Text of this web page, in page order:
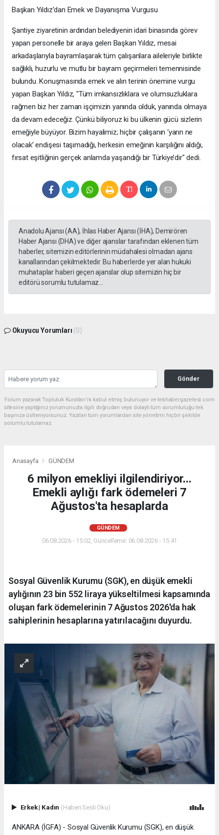
Başkan Yıldız’dan Emek ve Dayanışma Vurgusu
Şantiye ziyaretinin ardından belediyenin idari binasında görev
yapan personelle bir araya gelen Başkan Yıldız, mesai
arkadaşlarıyla bayramlaşarak tüm çalışanlara aileleriyle birlikte
sağlıklı, huzurlu ve mutlu bir bayram geçirmeleri temennisinde
bulundu. Konuşmasında emek ve alın terinin önemine vurgu
yapan Başkan Yıldız, "Tüm imkansızlıklara ve olumsuzluklara
rağmen biz her zaman işçimizin yanında olduk, yanında olmaya
da devam edeceğiz. Çünkü biliyoruz ki bu ülkenin gücü sizlerin
emeğiyle büyüyor. Bizim hayalimiz; hiçbir çalışanın ‘yarın ne
olacak’ endişesi taşımadığı, herkesin emeğinin karşılığını aldığı,
fırsat eşitliğinin gerçek anlamda yaşandığı bir Türkiye’dir" dedi.
Anadolu Ajansı (AA), İhlas Haber Ajansı (İHA), Demirören
Haber Ajansı (DHA) ve diğer ajanslar tarafından eklenen tüm
haberler, sitemizin editörlerinin müdahalesi olmadan ajans
kanallarından çekilmektedir. Bu haberlerde yer alan hukuki
muhataplar haberi geçen ajanslar olup sitemizin hiç bir
editörü sorumlu tutulamaz...
Okuyucu Yorumları (0)
Gönder
Yorum yazarak Topluluk Kuralları’nı kabul etmiş bulunuyor ve tekhabergazetesi.com
sitesine yaptığınız yorumunuzla ilgili doğrudan veya dolaylı tüm sorumluluğu tek
başınıza üstleniyorsunuz. Yazılan tüm yorumlardan site yönetimi hiçbir şekilde
sorumlu tutulamaz.
Anasayfa GÜNDEM
6 milyon emekliyi ilgilendiriyor...
Emekli aylığı fark ödemeleri 7
Ağustos'ta hesaplarda
GÜNDEM
06.08.2026 - 15:02, Güncelleme: 06.08.2026 - 15:41
Sosyal Güvenlik Kurumu (SGK), en düşük emekli
aylığının 23 bin 552 liraya yükseltilmesi kapsamında
oluşan fark ödemelerinin 7 Ağustos 2026'da hak
sahiplerinin hesaplarına yatırılacağını duyurdu.
Erkek| Kadın (Haberi Sesli Oku)
ANKARA (İGFA) - Sosyal Güvenlik Kurumu (SGK), en düşük